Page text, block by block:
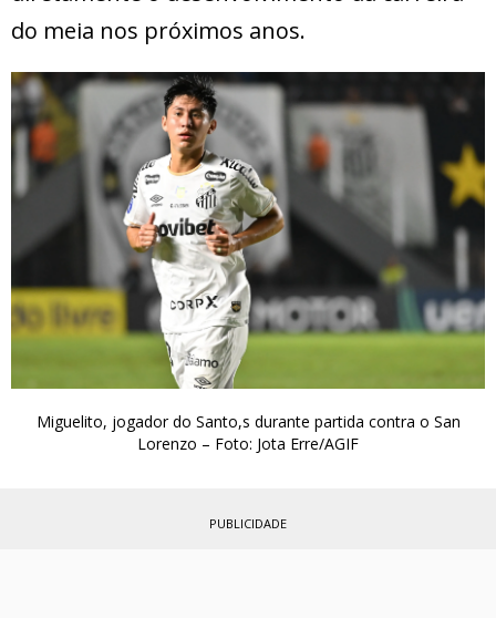
do meia nos próximos anos.
Miguelito, jogador do Santo,s durante partida contra o San
Lorenzo – Foto: Jota Erre/AGIF
PUBLICIDADE